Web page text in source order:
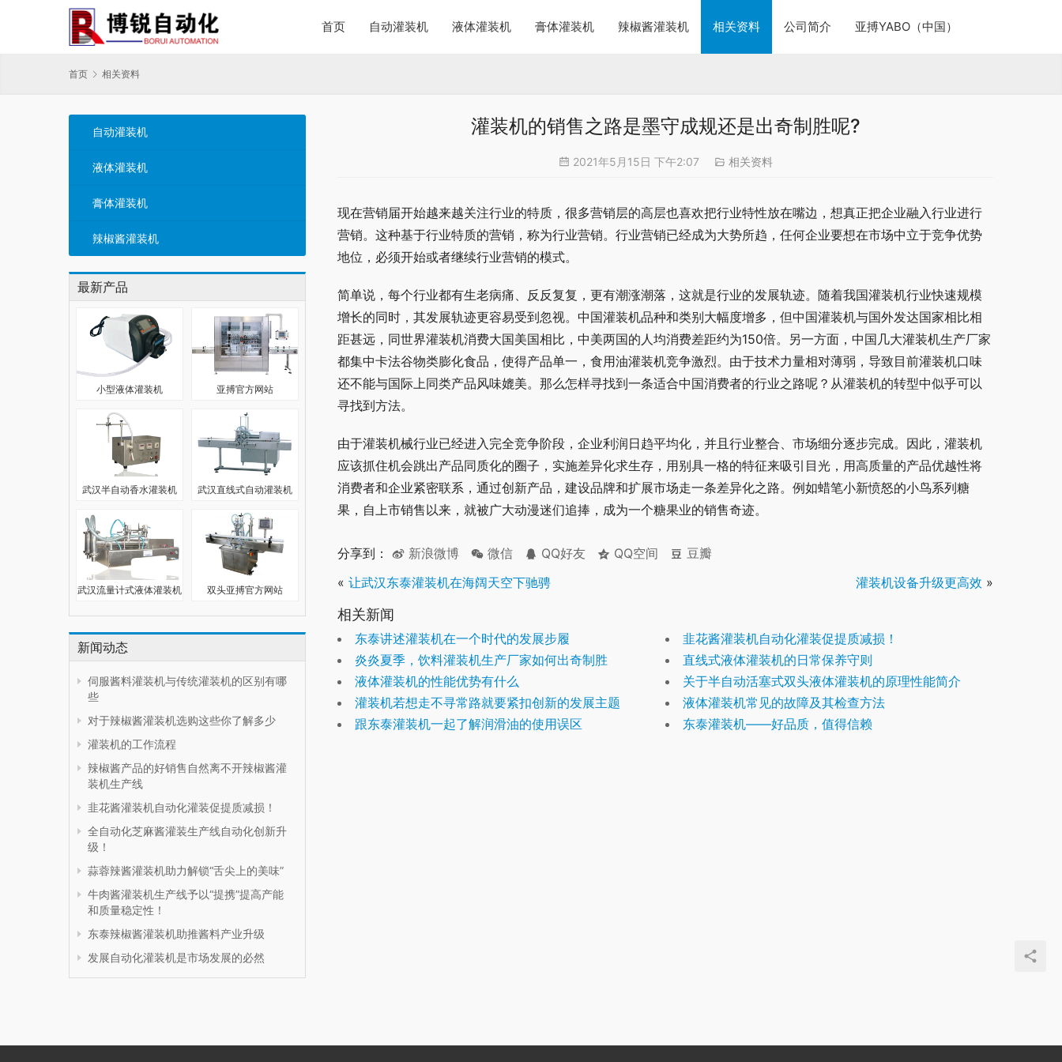
首页 自动灌装机 液体灌装机 膏体灌装机 辣椒酱灌装机 相关资料 公司简介 亚搏YABO（中国）
首页 相关资料
自动灌装机
液体灌装机
膏体灌装机
辣椒酱灌装机
最新产品
小型液体灌装机 亚搏官方网站
武汉半自动香水灌装机 武汉直线式自动灌装机
武汉流量计式液体灌装机 双头亚搏官方网站
新闻动态
伺服酱料灌装机与传统灌装机的区别有哪
些
对于辣椒酱灌装机选购这些你了解多少
灌装机的工作流程
辣椒酱产品的好销售自然离不开辣椒酱灌
装机生产线
韭花酱灌装机自动化灌装促提质减损！
全自动化芝麻酱灌装生产线自动化创新升
级！
蒜蓉辣酱灌装机助力解锁“舌尖上的美味”
牛肉酱灌装机生产线予以“提携”提高产能
和质量稳定性！
东泰辣椒酱灌装机助推酱料产业升级
发展自动化灌装机是市场发展的必然
灌装机的销售之路是墨守成规还是出奇制胜呢?
2021年5月15日 下午2:07 相关资料
现在营销届开始越来越关注行业的特质，很多营销层的高层也喜欢把行业特性放在嘴边，想真正把企业融入行业进行
营销。这种基于行业特质的营销，称为行业营销。行业营销已经成为大势所趋，任何企业要想在市场中立于竞争优势
地位，必须开始或者继续行业营销的模式。
简单说，每个行业都有生老病痛、反反复复，更有潮涨潮落，这就是行业的发展轨迹。随着我国灌装机行业快速规模
增长的同时，其发展轨迹更容易受到忽视。中国灌装机品种和类别大幅度增多，但中国灌装机与国外发达国家相比相
距甚远，同世界灌装机消费大国美国相比，中美两国的人均消费差距约为150倍。另一方面，中国几大灌装机生产厂家
都集中卡法谷物类膨化食品，使得产品单一，食用油灌装机竞争激烈。由于技术力量相对薄弱，导致目前灌装机口味
还不能与国际上同类产品风味媲美。那么怎样寻找到一条适合中国消费者的行业之路呢？从灌装机的转型中似乎可以
寻找到方法。
由于灌装机械行业已经进入完全竞争阶段，企业利润日趋平均化，并且行业整合、市场细分逐步完成。因此，灌装机
应该抓住机会跳出产品同质化的圈子，实施差异化求生存，用别具一格的特征来吸引目光，用高质量的产品优越性将
消费者和企业紧密联系，通过创新产品，建设品牌和扩展市场走一条差异化之路。例如蜡笔小新愤怒的小鸟系列糖
果，自上市销售以来，就被广大动漫迷们追捧，成为一个糖果业的销售奇迹。
分享到： 新浪微博 微信 QQ好友 QQ空间
豆瓣
« 让武汉东泰灌装机在海阔天空下驰骋 灌装机设备升级更高效 »
相关新闻
东泰讲述灌装机在一个时代的发展步履
韭花酱灌装机自动化灌装促提质减损！
炎炎夏季，饮料灌装机生产厂家如何出奇制胜
直线式液体灌装机的日常保养守则
液体灌装机的性能优势有什么
关于半自动活塞式双头液体灌装机的原理性能简介
灌装机若想走不寻常路就要紧扣创新的发展主题
液体灌装机常见的故障及其检查方法
跟东泰灌装机一起了解润滑油的使用误区
东泰灌装机——好品质，值得信赖